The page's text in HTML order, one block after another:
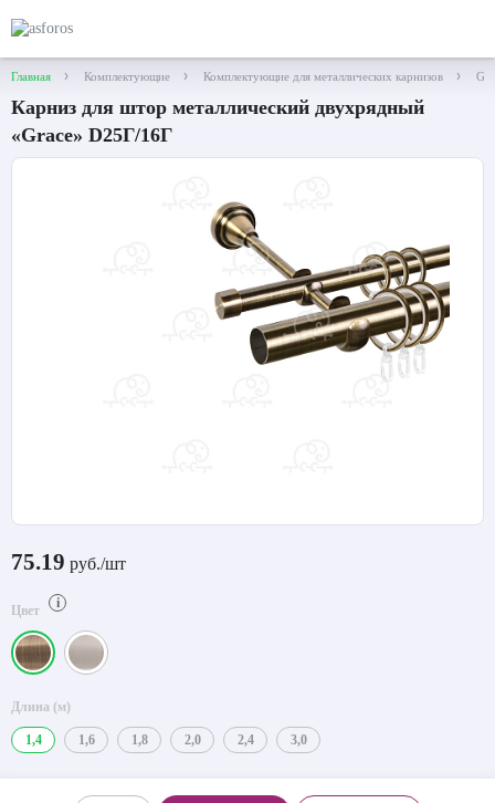
Главная Комплектующие Комплектующие для металлических карнизов
Карниз для штор металлический двухрядный
«Grace» D25Г/16Г
75.19 руб./шт
Цвет i
Длина (м)
1,4 1,6 1,8 2,0 2,4 3,0